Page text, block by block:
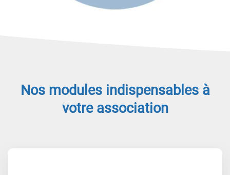
Nos modules indispensables à
votre association